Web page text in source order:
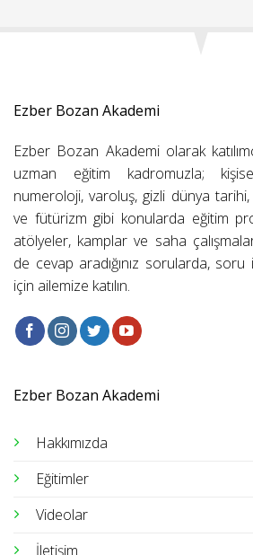
Ezber Bozan Akademi
Ezber Bozan Akademi olarak
uzman eğitim kadromuzla;
numeroloji, varoluş, gizli dünya
ve fütürizm gibi konularda eğitim
atölyeler, kamplar ve saha
de cevap aradığınız sorularda,
için ailemize katılın.
Ezber Bozan Akademi
Hakkımızda
Eğitimler
Videolar
İletişim